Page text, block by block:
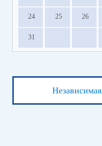
24 25 26
31